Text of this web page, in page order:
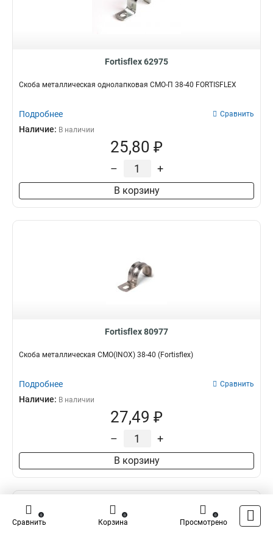
Fortisflex 62975
Скоба металлическая однолапковая СМО-П 38-40 FORTISFLEX
Подробнее Сравнить
Наличие: В наличии
25,80 ₽
– +
В корзину
Fortisflex 80977
Скоба металлическая СМО(INOX) 38-40 (Fortisflex)
Подробнее Сравнить
Наличие: В наличии
27,49 ₽
– +
В корзину
Сравнить
0
Корзина
0
Просмотрено
0